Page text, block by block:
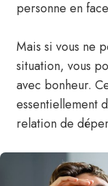
personne en
Mais si vous ne
situation, vous
avec bonheur.
essentiellement
relation de